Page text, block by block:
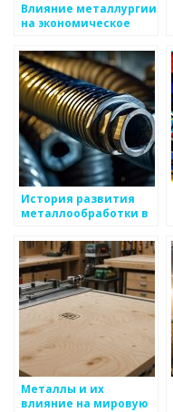
Влияние металлургии
на экономическое
История развития
металлообработки в
Металлы и их
влияние на мировую